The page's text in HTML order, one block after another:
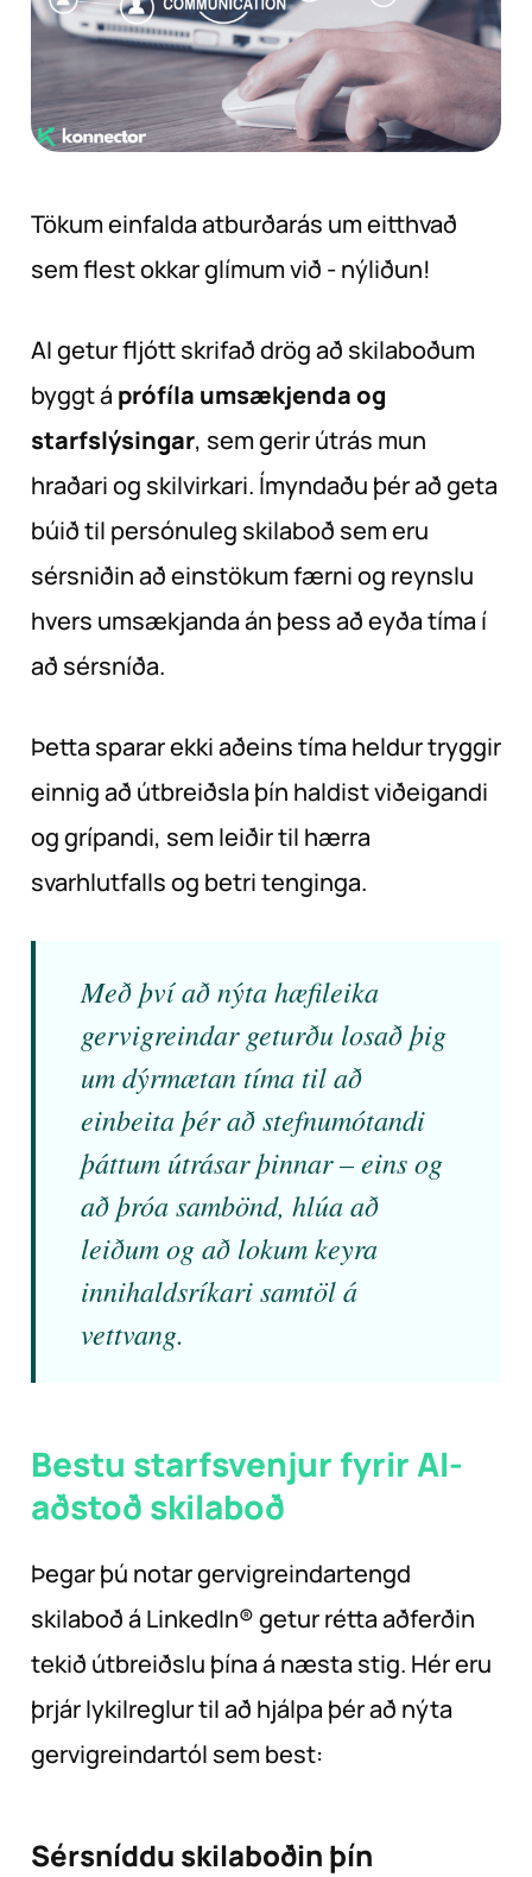
Tökum einfalda atburðarás um eitthvað
sem flest okkar glímum við - nýliðun!
AI getur fljótt skrifað drög að skilaboðum
byggt á prófíla umsækjenda og
starfslýsingar, sem gerir útrás mun
hraðari og skilvirkari. Ímyndaðu þér að geta
búið til persónuleg skilaboð sem eru
sérsniðin að einstökum færni og reynslu
hvers umsækjanda án þess að eyða tíma í
að sérsníða.
Þetta sparar ekki aðeins tíma heldur tryggir
einnig að útbreiðsla þín haldist viðeigandi
og grípandi, sem leiðir til hærra
svarhlutfalls og betri tenginga.
Með því að nýta hæfileika
gervigreindar geturðu losað þig
um dýrmætan tíma til að
einbeita þér að stefnumótandi
þáttum útrásar þinnar – eins og
að þróa sambönd, hlúa að
leiðum og að lokum keyra
innihaldsríkari samtöl á
vettvang.
Bestu starfsvenjur fyrir AI-
aðstoð skilaboð
Þegar þú notar gervigreindartengd
skilaboð á LinkedIn® getur rétta aðferðin
tekið útbreiðslu þína á næsta stig. Hér eru
þrjár lykilreglur til að hjálpa þér að nýta
gervigreindartól sem best:
Sérsníddu skilaboðin þín